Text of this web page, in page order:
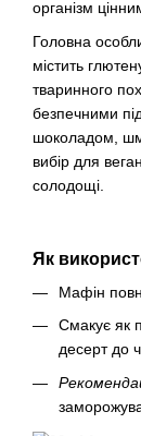
організм
Головна
містить
тваринного
безпечними
шоколадом,
вибір для
солодощі.
Як
Мафін
Смакує як
десерт до